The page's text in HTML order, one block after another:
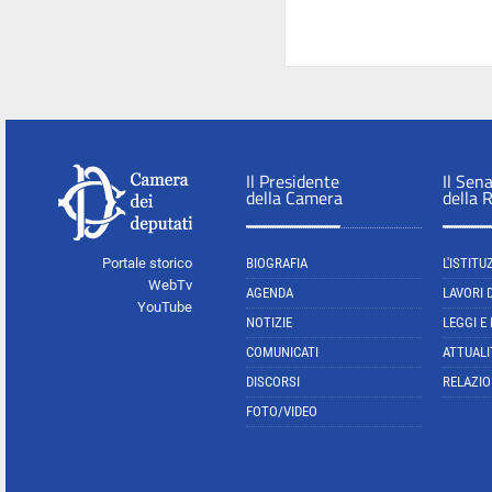
Portale storico
WebTv
YouTube
Il Presidente
della Camera
BIOGRAFIA
AGENDA
NOTIZIE
COMUNICATI
DISCORSI
FOTO/VIDEO
Il
della
LAVORI
LEGGI E